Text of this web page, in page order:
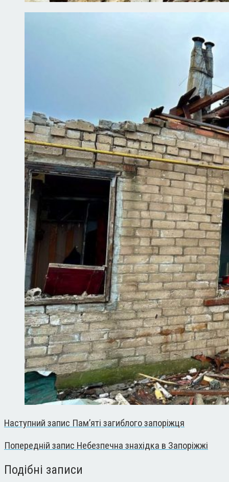
Наступний запис Памʼяті загиблого запоріжця
Попередній запис Небезпечна знахідка в Запоріжжі
Подібні записи